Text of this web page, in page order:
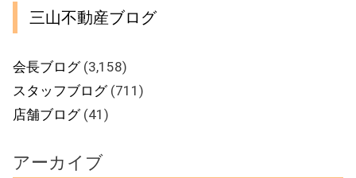
三山不動産ブログ
会長ブログ(3,158)
スタッフブログ(711)
店舗ブログ(41)
アーカイブ